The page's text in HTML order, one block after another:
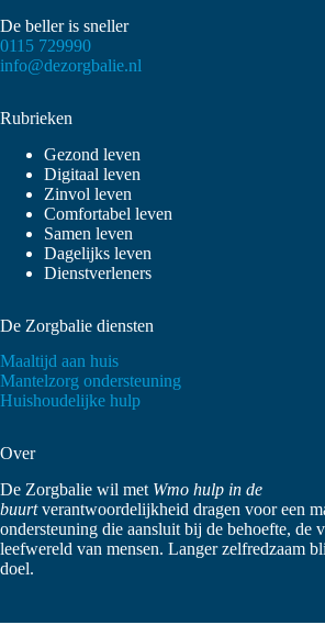
De beller is sneller
0115 729990
info@dezorgbalie.nl
Rubrieken
Gezond leven
Digitaal leven
Zinvol leven
Comfortabel leven
Samen leven
Dagelijks leven
Dienstverleners
De Zorgbalie diensten
Maaltijd aan huis
Mantelzorg ondersteuning
Huishoudelijke hulp
Over
De Zorgbalie wil met Wmo hulp in de
buurtverantwoordelijkheid dragen voor een
ondersteuning die aansluit bij de behoefte, de
leefwereld van mensen. Langer zelfredzaam
doel.